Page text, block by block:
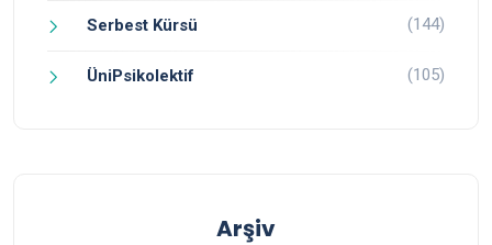
Serbest Kürsü (144)
ÜniPsikolektif (105)
Arşiv